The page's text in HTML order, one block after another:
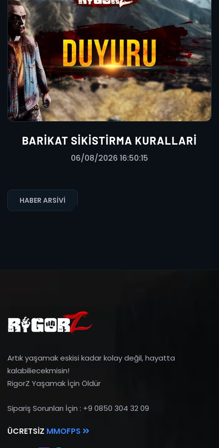
BARIKAT SIKISTIRMA KURALLARI
06/08/2026 16:50:15
HABER ARSIVI
Artık yaşamak eskisi kadar kolay değil, hayatta
kalabiliecekmisin!
RigorZ Yaşamak İçin Öldür
Sipariş Sorunları İçin : +9 0850 304 32 09
ÜCRETSIZ MMOFPS